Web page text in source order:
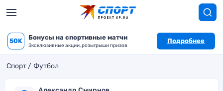
50K Бонусы на спортивные матчи
Эксклюзивные акции, розыгрыши призов
Подробнее
Спорт Футбол